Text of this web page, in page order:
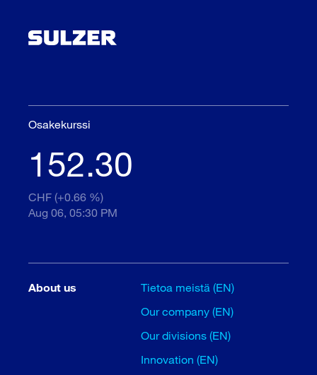
Osakekurssi
152.30
CHF (+0.66 %)
Aug 06, 05:30 PM
About us
Tietoa meistä (EN)
Our company (EN)
Our divisions (EN)
Innovation (EN)